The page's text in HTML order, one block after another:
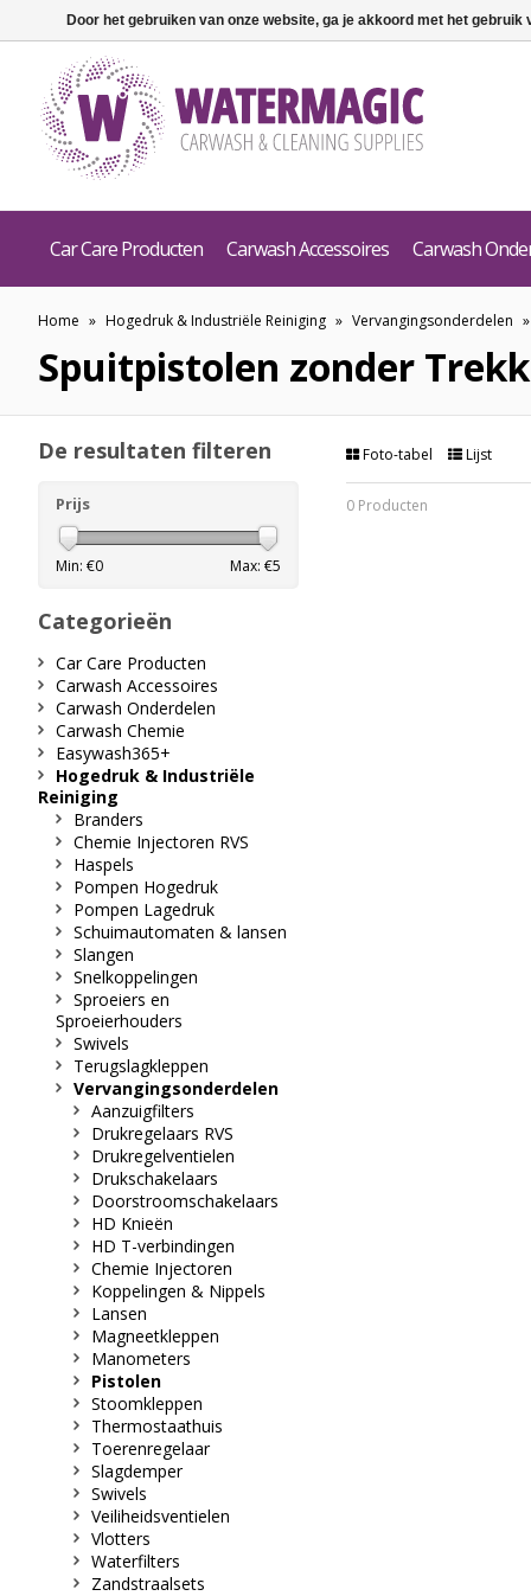
Car Care Producten Carwash Accessoires Carwash
Home » Hogedruk & Industriële Reiniging » Vervangingsonderdelen
Spuitpistolen zonder
Foto-tabel Lijst
0 Producten
De resultaten filteren
Prijs
Min: €0 Max: €5
Categorieën
Car Care Producten
Carwash Accessoires
Carwash Onderdelen
Carwash Chemie
Easywash365+
Hogedruk & Industriële
Reiniging
Branders
Chemie Injectoren RVS
Haspels
Pompen Hogedruk
Pompen Lagedruk
Schuimautomaten & lansen
Slangen
Snelkoppelingen
Sproeiers en
Sproeierhouders
Swivels
Terugslagkleppen
Vervangingsonderdelen
Aanzuigfilters
Drukregelaars RVS
Drukregelventielen
Drukschakelaars
Doorstroomschakelaars
HD Knieën
HD T-verbindingen
Chemie Injectoren
Koppelingen & Nippels
Lansen
Magneetkleppen
Manometers
Pistolen
Stoomkleppen
Thermostaathuis
Toerenregelaar
Slagdemper
Swivels
Veiliheidsventielen
Vlotters
Waterfilters
Zandstraalsets
Door het gebruiken van onze website, ga je akkoord met het